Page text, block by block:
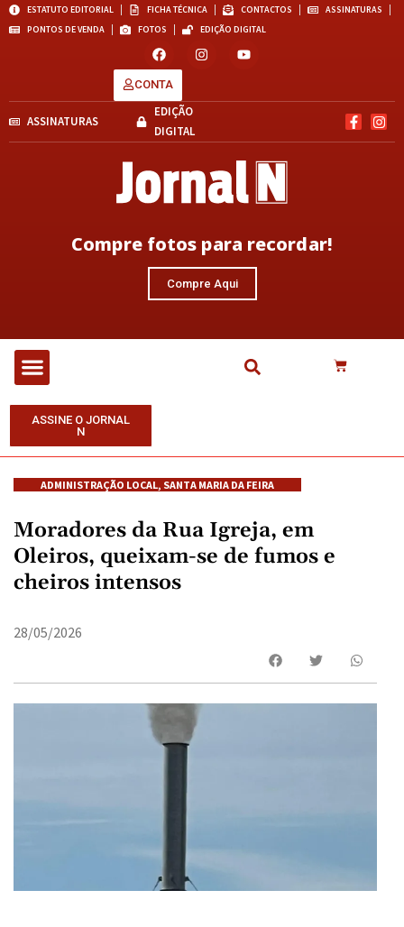
ESTATUTO EDITORIAL FICHA TÉCNICA CONTACTOS
ASSINATURAS
PONTOS DE VENDA
FOTOS EDIÇÃO DIGITAL
CONTA
ASSINATURAS
EDIÇÃO
DIGITAL
Compre fotos para recordar!
Compre Aqui
ASSINE O JORNAL
N
ADMINISTRAÇÃO LOCAL, SANTA MARIA DA FEIRA
Moradores da Rua Igreja, em
Oleiros, queixam-se de fumos e
cheiros intensos
28/05/2026